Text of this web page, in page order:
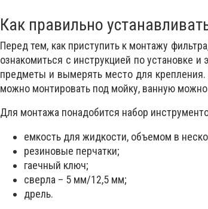
Как правильно
Перед тем, как приступить к монтажу
ознакомиться с инструкцией по установке
предметы и вымерять место для
можно монтировать под мойку, ванную можно
Для монтажа понадобится набор
емкость для жидкости, объемом в
резиновые перчатки;
гаечный ключ;
сверла – 5 мм/12,5 мм;
дрель.